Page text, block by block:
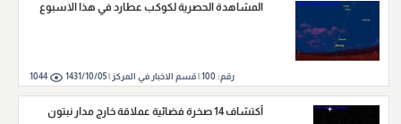
المشاهدة الحصرية لكوكب عطارد في هذا الاسبوع
رقم: 100
|قسم الاخبار في المركز |1431/10/05
1044
أكتشاف 14 صخرة فضائية عملاقة خارج مدار نبتون